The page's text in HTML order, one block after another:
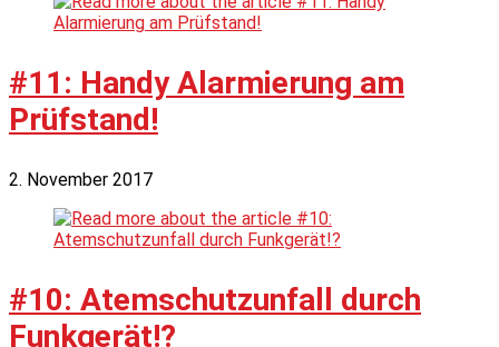
#11: Handy Alarmierung am
Prüfstand!
2. November 2017
#10: Atemschutzunfall durch
Funkgerät!?